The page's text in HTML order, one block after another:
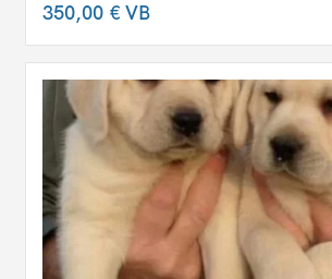
350,00 €VB